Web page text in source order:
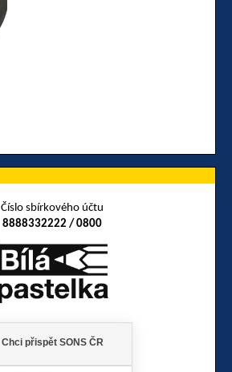
Číslo sbírkového účtu
8888332222 / 0800